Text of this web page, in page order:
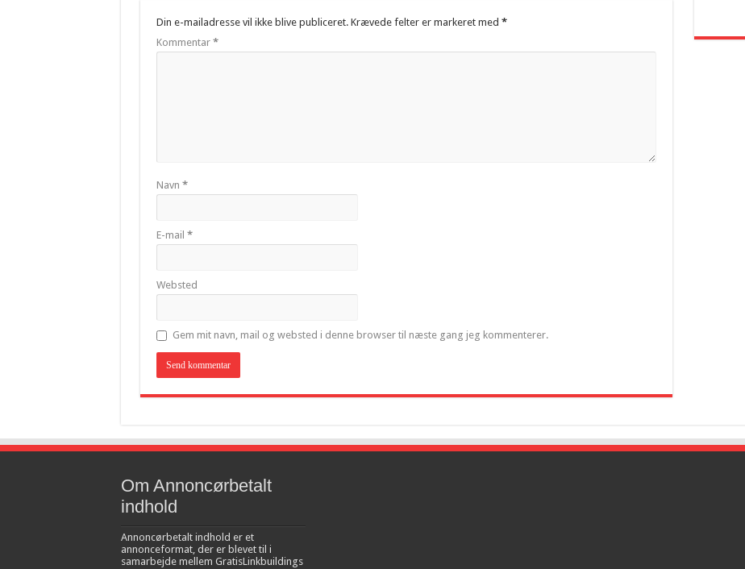
Din e-mailadresse vil ikke blive publiceret. Krævede felter er markeret med *
Kommentar *
Navn *
E-mail *
Websted
Gem mit navn, mail og websted i denne browser til næste gang jeg kommenterer.
Om Annoncørbetalt
indhold
Annoncørbetalt indhold er et
annonceformat, der er blevet til i
samarbejde mellem GratisLinkbuildings